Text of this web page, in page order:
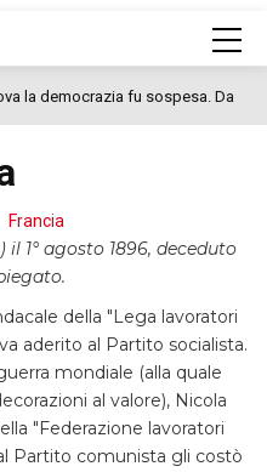
la democrazia fu sospesa. Da
Francia
1° agosto 1896, deceduto
della "Lega lavoratori
aderito al Partito socialista.
mondiale (alla quale
al valore), Nicola
"Federazione lavoratori
Partito comunista gli costò